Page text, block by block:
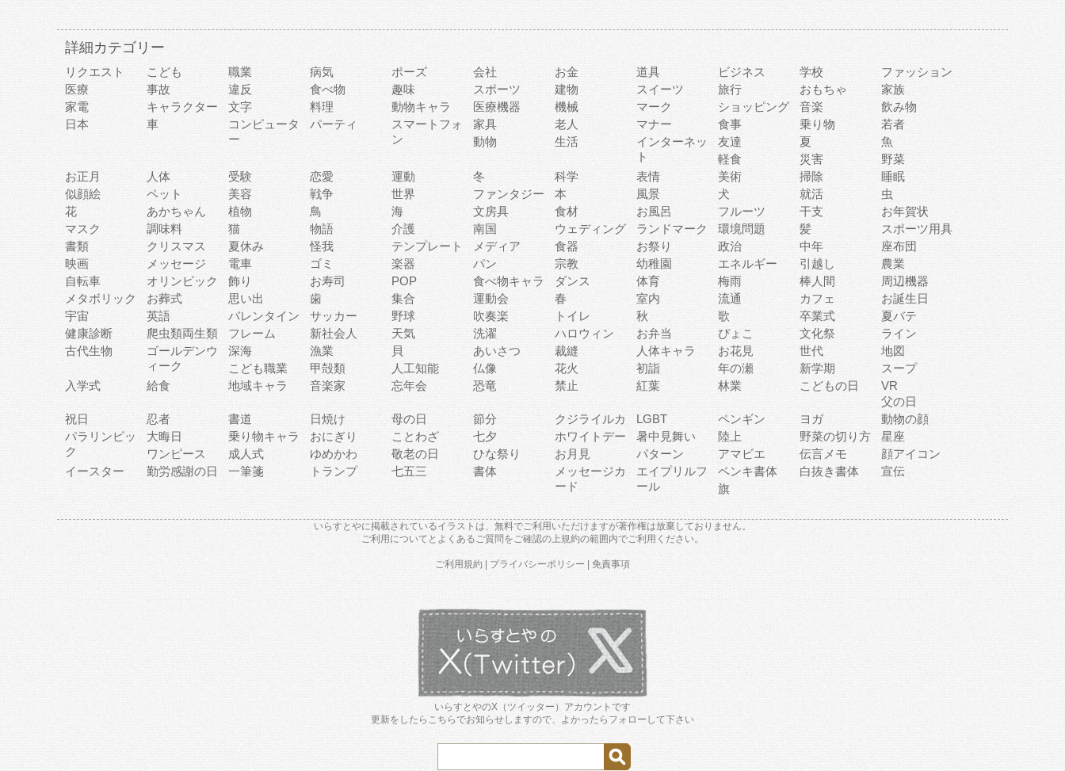
詳細カテゴリー
リクエスト こども 職業 病気 ポーズ 会社 お金 道具 ビジネス 学校
ファッション
医療
事故 違反 食べ物 趣味 スポーツ 建物 スイーツ 旅行 おもちゃ
家族
家電
キャラクター 文字 料理 動物キャラ 医療機器 機械 マーク ショッピング 音楽
飲み物
日本
車
コンピュータ
ー
パーティ
スマートフォ
ン
家具 老人 マナー 食事 乗り物
若者
動物
生活
インターネッ
ト
友達 夏
魚
軽食
災害
野菜
お正月
人体 受験 恋愛 運動 冬 科学 表情 美術 掃除
睡眠
似顔絵
ペット 美容 戦争 世界 ファンタジー 本 風景 犬 就活
虫
花
あかちゃん 植物 鳥 海 文房具 食材 お風呂 フルーツ 干支
お年賀状
マスク
調味料 猫 物語 介護 南国 ウェディング ランドマーク 環境問題 髪
スポーツ用具
書類
クリスマス 夏休み 怪我 テンプレート メディア 食器 お祭り 政治 中年
座布団
映画
メッセージ 電車 ゴミ 楽器 パン 宗教 幼稚園 エネルギー 引越し
農業
自転車
オリンピック 飾り お寿司 POP 食べ物キャラ ダンス 体育 梅雨 棒人間
周辺機器
メタボリック
お葬式 思い出 歯 集合 運動会 春 室内 流通 カフェ
お誕生日
宇宙
英語 バレンタイン サッカー 野球 吹奏楽 トイレ 秋 歌 卒業式
夏バテ
健康診断
爬虫類両生類 フレーム 新社会人 天気 洗濯 ハロウィン お弁当 ぴょこ 文化祭
ライン
古代生物
ゴールデンウ
ィーク
深海 漁業 貝 あいさつ 裁縫 人体キャラ お花見 世代
地図
こども職業
甲殻類 人工知能 仏像 花火 初詣 年の瀬 新学期
スープ
入学式
給食 地域キャラ 音楽家 忘年会 恐竜 禁止 紅葉 林業 こどもの日
VR
父の日
祝日
忍者 書道 日焼け 母の日 節分 クジライルカ LGBT ペンギン ヨガ
動物の顔
パラリンピッ
ク
大晦日 乗り物キャラ おにぎり ことわざ 七夕 ホワイトデー 暑中見舞い 陸上 野菜の切り方
星座
ワンピース
成人式 ゆめかわ 敬老の日 ひな祭り お月見 パターン アマビエ 伝言メモ
顔アイコン
イースター
勤労感謝の日 一筆箋 トランプ 七五三 書体
メッセージカ
ード
エイプリルフ
ール
ペンキ書体 白抜き書体
宣伝
旗
いらすとやに掲載されているイラストは、無料でご利用いただけますが著作権は放棄しておりません。
ご利用について と よくあるご質問をご確認の上規約の範囲内でご利用ください。
ご利用規約 プライバシーポリシー 免責事項
いらすとやのX（ツイッター）アカウントです
更新をしたらこちらでお知らせしますので、よかったらフォローして下さい